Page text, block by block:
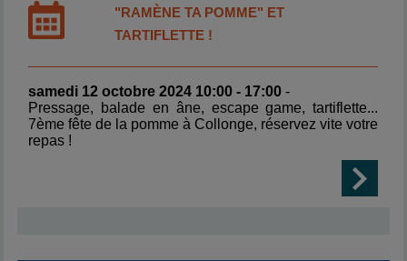
"RAMÈNE TA POMME" ET
TARTIFLETTE !
samedi 12 octobre 2024 10:00 - 17:00 -
Pressage, balade en âne, escape game, tartiflette...
7ème fête de la pomme à Collonge, réservez vite votre
repas !